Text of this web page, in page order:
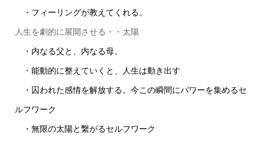
・フィーリングが教えてくれる。
人生を劇的に展開させる・・太陽
・内なる父と、内なる母。
・能動的に整えていくと、人生は動き出す
・囚われた感情を解放する。今この瞬間にパワーを集めるセ
ルフワーク
・無限の太陽と繋がるセルフワーク